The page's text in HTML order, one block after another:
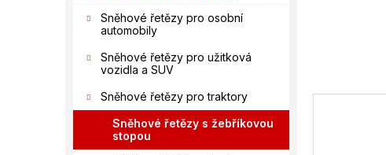
Sněhové řetězy pro osobní
automobily
Sněhové řetězy pro užitková
vozidla a SUV
Sněhové řetězy pro traktory
Sněhové řetězy s žebříkovou
stopou